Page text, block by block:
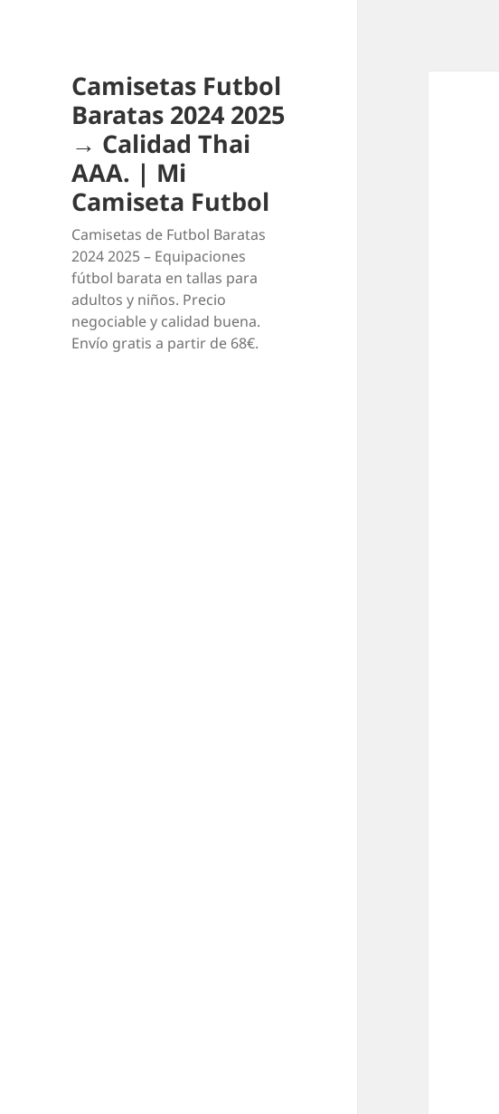
Camisetas Futbol
Baratas 2024 2025
→ Calidad Thai
AAA. | Mi
Camiseta Futbol
Camisetas de Futbol Baratas
2024 2025 – Equipaciones
fútbol barata en tallas para
adultos y niños. Precio
negociable y calidad buena.
Envío gratis a partir de 68€.